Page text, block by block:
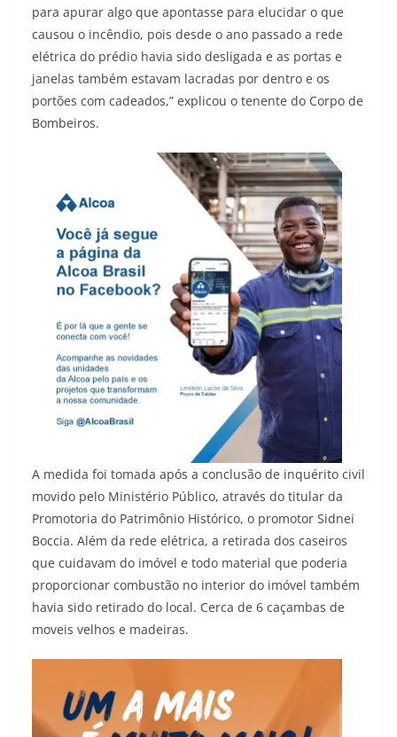
para apurar algo que apontasse para elucidar o que
causou o incêndio, pois desde o ano passado a rede
elétrica do prédio havia sido desligada e as portas e
janelas também estavam lacradas por dentro e os
portões com cadeados,” explicou o tenente do Corpo de
Bombeiros.
A medida foi tomada após a conclusão de inquérito civil
movido pelo Ministério Público, através do titular da
Promotoria do Patrimônio Histórico, o promotor Sidnei
Boccia. Além da rede elétrica, a retirada dos caseiros
que cuidavam do imóvel e todo material que poderia
proporcionar combustão no interior do imóvel também
havia sido retirado do local. Cerca de 6 caçambas de
moveis velhos e madeiras.